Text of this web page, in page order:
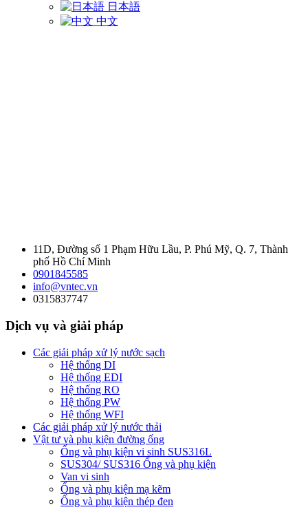
日本語
中文
11D, Đường số 1 Phạm Hữu Lầu, P. Phú Mỹ, Q. 7, Thành
phố Hồ Chí Minh
0901845585
info@vntec.vn
0315837747
Dịch vụ và giải pháp
Các giải pháp xử lý nước sạch
Hệ thống DI
Hệ thống EDI
Hệ thống RO
Hệ thống PW
Hệ thống WFI
Các giải pháp xử lý nước thải
Vật tư và phụ kiện đường ống
Ống và phụ kiện vi sinh SUS316L
SUS304/ SUS316 Ống và phụ kiện
Van vi sinh
Ống và phụ kiện mạ kẽm
Ống và phụ kiện thép đen